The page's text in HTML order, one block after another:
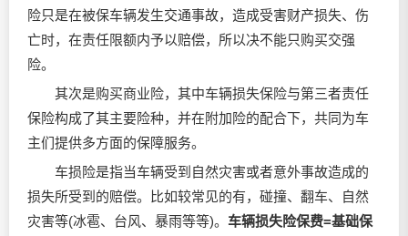
险只是在被保车辆发生交通事故，造成受害财产损失、伤
亡时，在责任限额内予以赔偿，所以决不能只购买交强
险。
其次是购买商业险，其中车辆损失保险与第三者责任
保险构成了其主要险种，并在附加险的配合下，共同为车
主们提供多方面的保障服务。
车损险是指当车辆受到自然灾害或者意外事故造成的
损失所受到的赔偿。比如较常见的有，碰撞、翻车、自然
灾害等(冰雹、台风、暴雨等等)。 车辆损失险保费=基础保